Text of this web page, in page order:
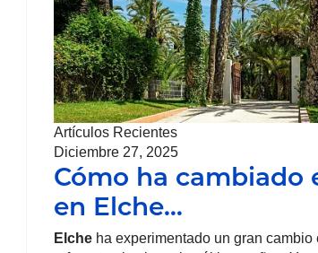
Artículos Recientes
Diciembre 27, 2025
Cómo ha cambiado
en Elche…
Elche ha experimentado un gran cambio